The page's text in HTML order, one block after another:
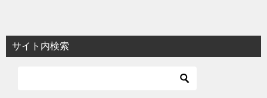
サイト内検索